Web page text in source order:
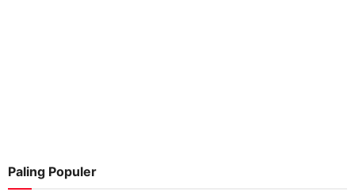
Paling Populer